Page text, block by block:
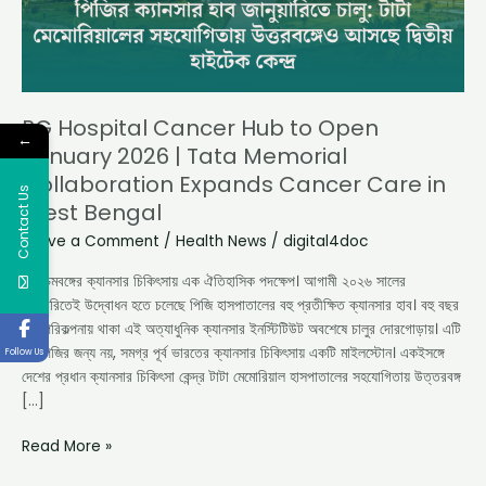
PG Hospital Cancer Hub to Open
January 2026 | Tata Memorial
Collaboration Expands Cancer Care in
West Bengal
Leave a Comment / Health News / digital4doc
পশ্চিমবঙ্গের ক্যানসার চিকিৎসায় এক ঐতিহাসিক পদক্ষেপ। আগামী ২০২৬ সালের
জানুয়ারিতেই উদ্বোধন হতে চলেছে পিজি হাসপাতালের বহু প্রতীক্ষিত ক্যানসার হাব। বহু বছর
ধরে পরিকল্পনায় থাকা এই অত্যাধুনিক ক্যানসার ইনস্টিটিউট অবশেষে চালুর দোরগোড়ায়। এটি
শুধু পিজির জন্য নয়, সমগ্র পূর্ব ভারতের ক্যানসার চিকিৎসায় একটি মাইলস্টোন। একইসঙ্গে
দেশের প্রধান ক্যানসার চিকিৎসা কেন্দ্র টাটা মেমোরিয়াল হাসপাতালের সহযোগিতায় উত্তরবঙ্গ
[…]
|
Tata
Collaboration
Expands
Cancer
Care
in
West
Bengal
Read More »
←
Contact Us
Follow Us